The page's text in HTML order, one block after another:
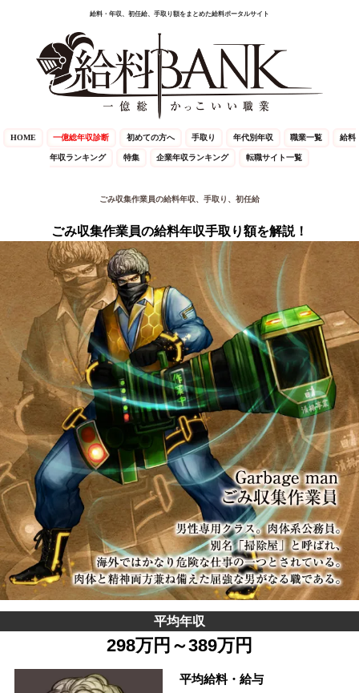
給料・年収、初任給、手取り額をまとめた給料ポータルサイト
HOME 一億総年収診断 初めての方へ 手取り 年代別年収 職業一覧 給料
年収ランキング 特集 企業年収ランキング 転職サイト一覧
ごみ収集作業員の給料年収、手取り、初任給
ごみ収集作業員の給料年収手取り額を解説！
平均年収
298万円～389万円
平均給料・給与